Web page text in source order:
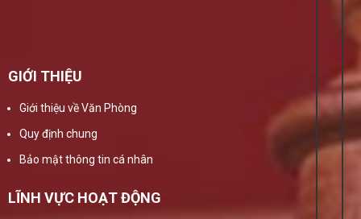
GIỚI THIỆU
Giới thiệu về Văn Phòng
Quy định chung
Bảo mật thông tin cá nhân
LĨNH VỰC HOẠT ĐỘNG